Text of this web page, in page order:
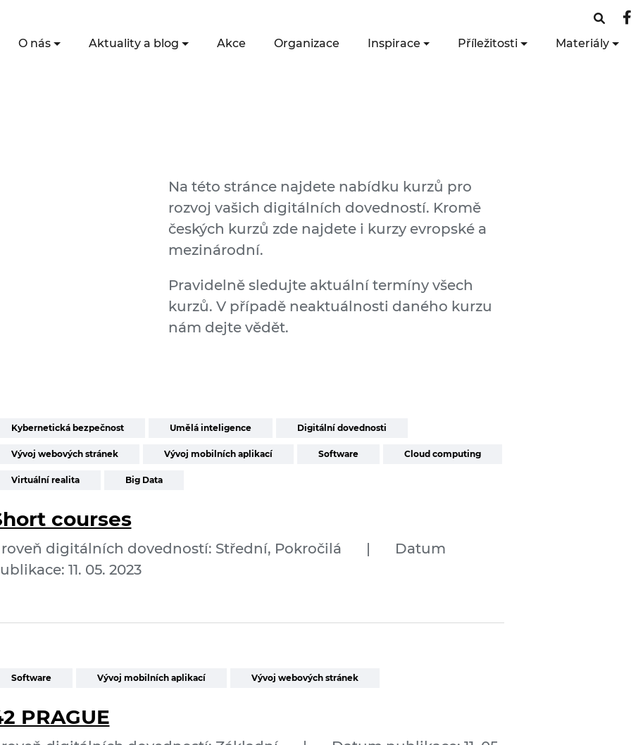
O nás Aktuality a blog Akce Organizace Inspirace Příležitosti Materiály
Na této stránce najdete nabídku kurzů pro
rozvoj vašich digitálních dovedností. Kromě
českých kurzů zde najdete i kurzy evropské a
mezinárodní.
Pravidelně sledujte aktuální termíny všech
kurzů. V případě neaktuálnosti daného kurzu
nám dejte vědět.
Kybernetická bezpečnost Umělá inteligence Digitální dovednosti
Vývoj webových stránek Vývoj mobilních aplikací Software Cloud computing
Virtuální realita Big Data
courses
digitálních dovedností: Střední, Pokročilá |
Datum
11. 05. 2023
Software Vývoj mobilních aplikací Vývoj webových stránek
PRAGUE